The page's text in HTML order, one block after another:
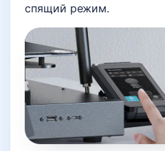
спящий режим.